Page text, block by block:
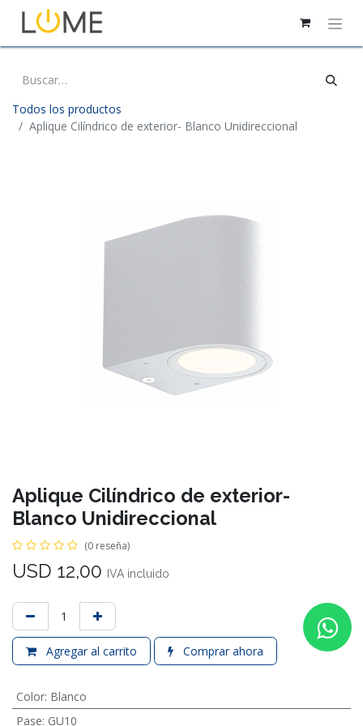
Todos los productos
Aplique Cilíndrico de exterior- Blanco Unidireccional
Aplique Cilíndrico de exterior-
Blanco Unidireccional
(0 reseña)
USD 12,00 IVA incluido
Agregar al carrito Comprar ahora
Color: Blanco
Pase: GU10